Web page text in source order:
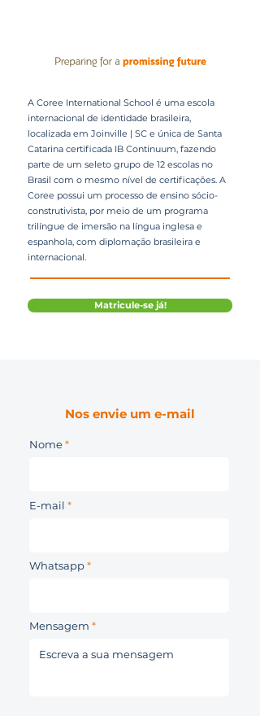
A Coree International School é uma escola
internacional de identidade brasileira,
localizada em Joinville | SC e única de Santa
Catarina certificada IB Continuum, fazendo
parte de um seleto grupo de 12 escolas no
Brasil com o mesmo nível de certificações. A
Coree possui um processo de ensino sócio-
construtivista, por meio de um programa
trilíngue de imersão na língua inglesa e
espanhola, com diplomação brasileira e
internacional.
Matricule-se já!
Nos envie um e-mail
Nome
E-mail
Whatsapp
Mensagem